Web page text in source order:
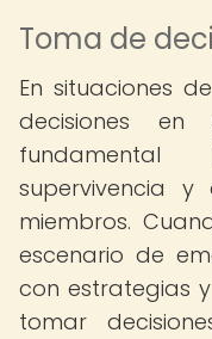
Toma de
En situaciones
decisiones
supervivencia
miembros.
escenario de
con estrategias
tomar